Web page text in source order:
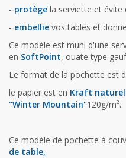
- protège la serviette et évite
- embellie vos tables et
Ce modèle est muni d'une
en SoftPoint, ouate type
Le format de la pochette est
le papier est en Kraft naturel
"Winter Mountain"120g/m².
Ce modèle de pochette à
de table,